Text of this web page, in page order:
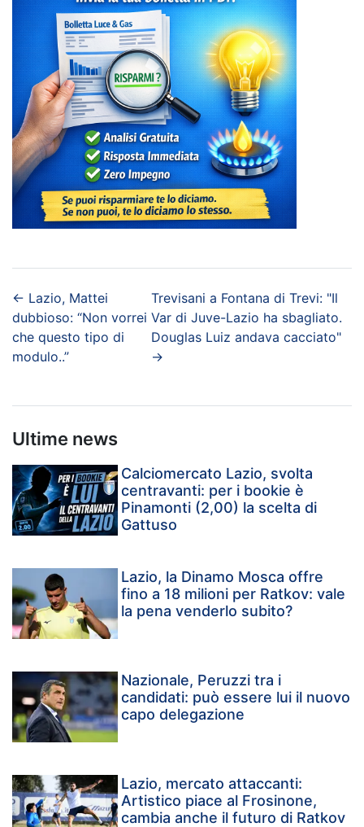
← Lazio, Mattei
dubbioso: “Non vorrei
che questo tipo di
modulo..”
Trevisani a Fontana di Trevi: "Il
Var di Juve-Lazio ha sbagliato.
Douglas Luiz andava cacciato"
→
Ultime news
Calciomercato Lazio, svolta
centravanti: per i bookie è
Pinamonti (2,00) la scelta di
Gattuso
Lazio, la Dinamo Mosca offre
fino a 18 milioni per Ratkov: vale
la pena venderlo subito?
Nazionale, Peruzzi tra i
candidati: può essere lui il nuovo
capo delegazione
Lazio, mercato attaccanti:
Artistico piace al Frosinone,
cambia anche il futuro di Ratkov